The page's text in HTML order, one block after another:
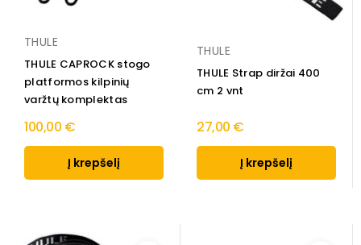
THULE
THULE CAPROCK stogo
platformos kilpinių
varžtų komplektas
100,00 €
Į krepšelį
THULE
THULE Strap diržai 400
cm 2 vnt
27,00 €
Į krepšelį